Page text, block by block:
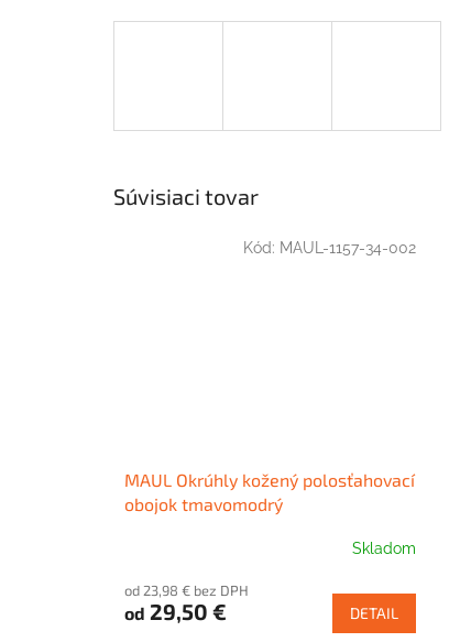
Súvisiaci tovar
MAUL Okrúhly kožený polosťahovací
obojok tmavomodrý
Skladom
od 23,98 € bez DPH
od 29,50 € DETAIL
Kód: MAUL-1157-34-002